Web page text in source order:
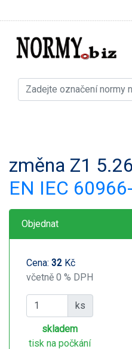
změna Z1
EN IEC
Objednat
Cena: 32 Kč
včetně 0 % DPH
ks
skladem
tisk na počkání